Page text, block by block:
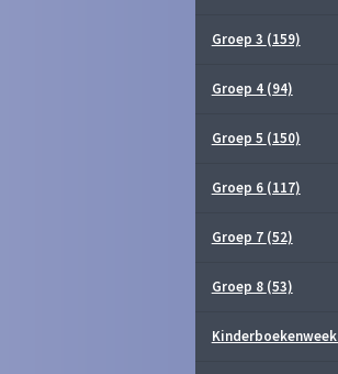
Groep 3 (159)
Groep 4 (94)
Groep 5 (150)
Groep 6 (117)
Groep 7 (52)
Groep 8 (53)
Kinderboekenweek